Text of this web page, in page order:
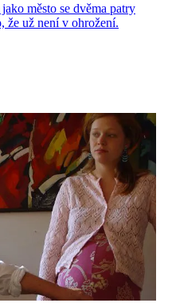
město se dvěma patry
že už není v ohrožení.